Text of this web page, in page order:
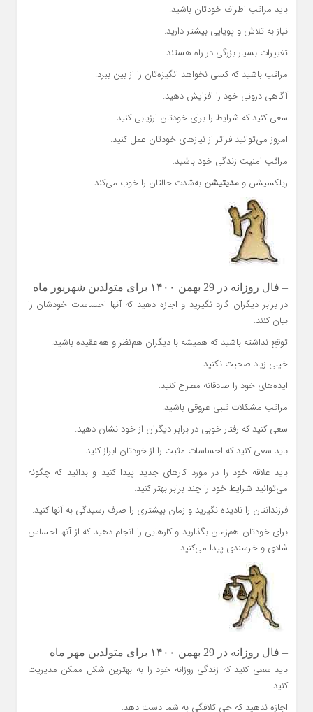
باید مراقب اطراف خودتان باشید.
نیاز به تلاش و پویایی بیشتر دارید.
تغییرات بسیار بزرگی در راه هستند.
مراقب باشید که کسی نخواهد انگیزه‌تان را از بین ببرد.
آگاهی درونی خود را افزایش دهید.
سعی کنید که شرایط را برای خودتان ارزیابی کنید.
امروز می‌توانید فراتر از نیازهای خودتان عمل کنید.
مراقب امنیت زندگی خود باشید.
ریلکسیشن و مدیتیشن به‌شدت حالتان را خوب می‌کند.
– فال روزانه در 29 بهمن ۱۴۰۰ برای متولدین شهریور ماه
در برابر دیگران گارد نگیرید و اجازه دهید که آنها احساسات خودشان را
بیان کنند.
توقع نداشته باشید که همیشه با دیگران هم‌نظر و هم‌عقیده باشید.
خیلی زیاد صحبت نکنید.
ایده‌های خود را صادقانه مطرح کنید.
مراقب مشکلات قلبی عروقی باشید.
سعی کنید که رفتار خوبی در برابر دیگران از خود نشان دهید.
باید سعی کنید که احساسات مثبت را از خودتان ابراز کنید.
باید علاقه خود را در مورد کارهای جدید پیدا کنید و بدانید که چگونه
می‌توانید شرایط خود را چند برابر بهتر کنید.
فرزندانتان را نادیده نگیرید و زمان بیشتری را صرف رسیدگی به آنها کنید.
برای خودتان هم‌زمان بگذارید و کارهایی را انجام دهید که از آنها احساس
شادی و خرسندی پیدا می‌کنید.
– فال روزانه در 29 بهمن ۱۴۰۰ برای متولدین مهر ماه
باید سعی کنید که زندگی روزانه خود را به بهترین شکل ممکن مدیریت
کنید.
اجازه ندهید که حی کلافگی به شما دست دهد.